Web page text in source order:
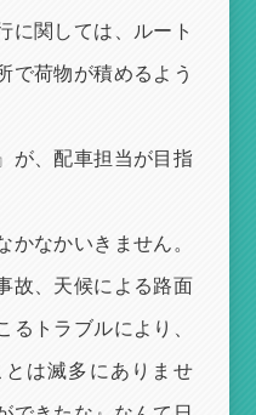
に関しては、ルート
で荷物が積めるよう
が、配車担当が目指
かなかいきません。
故、天候による路面
るトラブルにより、
は滅多にありませ